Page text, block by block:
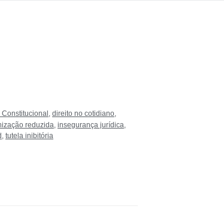
Constitucional , direito no cotidiano,
reduzida, insegurança jurídica,
, tutela inibitória